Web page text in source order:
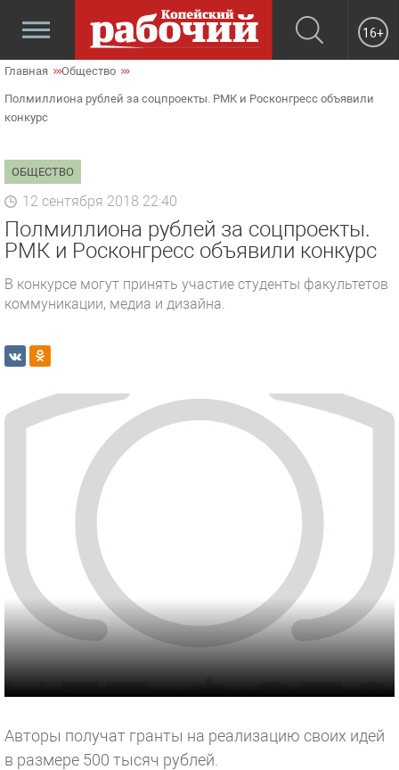
16+
Главная Общество
Полмиллиона рублей за соцпроекты. РМК и Росконгресс объявили
конкурс
ОБЩЕСТВО
12 сентября 2018 22:40
Полмиллиона рублей за соцпроекты.
РМК и Росконгресс объявили конкурс
В конкурсе могут принять участие студенты факультетов
коммуникации, медиа и дизайна.
Авторы получат гранты на реализацию своих идей
в размере 500 тысяч рублей.